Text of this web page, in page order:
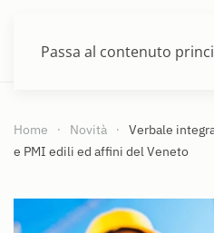
Passa al contenuto
Home Novità
Verbale
e PMI edili ed affini del Veneto